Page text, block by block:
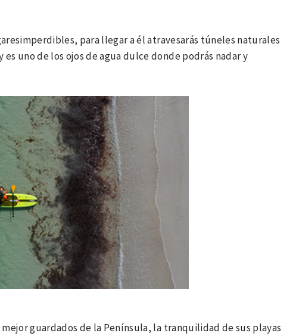
para llegar a él atravesarás túneles naturales
uno de los ojos de agua dulce donde podrás nadar y
guardados de la Península, la tranquilidad de sus playas